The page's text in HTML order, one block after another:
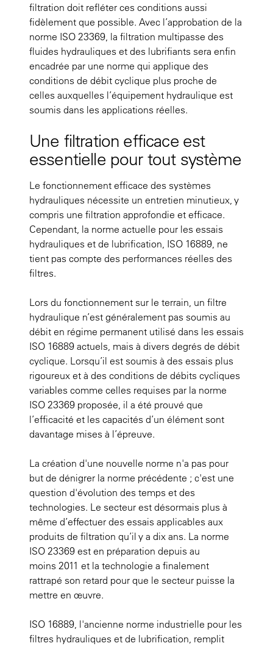
filtration doit refléter ces conditions aussi
fidèlement que possible. Avec l’approbation de la
norme ISO 23369, la filtration multipasse des
fluides hydrauliques et des lubrifiants sera enfin
encadrée par une norme qui applique des
conditions de débit cyclique plus proche de
celles auxquelles l’équipement hydraulique est
soumis dans les applications réelles.
Une filtration efficace est
essentielle pour tout système
Le fonctionnement efficace des systèmes
hydrauliques nécessite un entretien minutieux, y
compris une filtration approfondie et efficace.
Cependant, la norme actuelle pour les essais
hydrauliques et de lubrification, ISO 16889, ne
tient pas compte des performances réelles des
filtres.
Lors du fonctionnement sur le terrain, un filtre
hydraulique n’est généralement pas soumis au
débit en régime permanent utilisé dans les essais
ISO 16889 actuels, mais à divers degrés de débit
cyclique. Lorsqu’il est soumis à des essais plus
rigoureux et à des conditions de débits cycliques
variables comme celles requises par la norme
ISO 23369 proposée, il a été prouvé que
l’efficacité et les capacités d’un élément sont
davantage mises à l’épreuve.
La création d'une nouvelle norme n'a pas pour
but de dénigrer la norme précédente ; c'est une
question d'évolution des temps et des
technologies. Le secteur est désormais plus à
même d’effectuer des essais applicables aux
produits de filtration qu’il y a dix ans. La norme
ISO 23369 est en préparation depuis au
moins 2011 et la technologie a finalement
rattrapé son retard pour que le secteur puisse la
mettre en œuvre.
ISO 16889, l'ancienne norme industrielle pour les
filtres hydrauliques et de lubrification, remplit